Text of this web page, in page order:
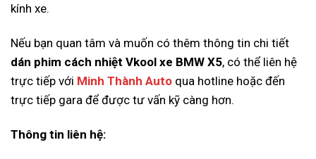
kính xe.
Nếu bạn quan tâm và muốn có thêm thông tin chi tiết
dán phim cách nhiệt Vkool xe BMW X5, có thể liên hệ
trực tiếp với Minh Thành Auto qua hotline hoặc đến
trực tiếp gara để được tư vấn kỹ càng hơn.
Thông tin liên hệ: